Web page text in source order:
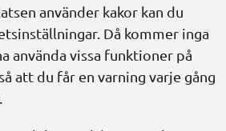
använder kakor kan du
Då kommer inga
använda vissa funktioner på
att du får en varning varje gång